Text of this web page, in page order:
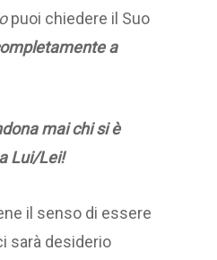
puoi chiedere il Suo
a
mai chi si è
Lui/Lei!
il senso di essere
sarà desiderio